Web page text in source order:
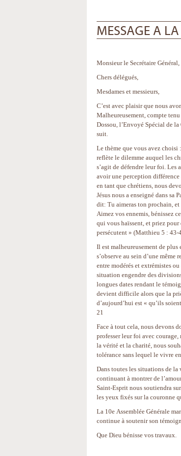
MESSAGE A
Monsieur le Secrétaire Général,
Chers délégués,
Mesdames et messieurs,
C’est avec plaisir que nous
Malheureusement, compte
Dossou, l’Envoyé Spécial de
suit.
Le thème que vous avez
reflète le dilemme auquel les
s’agit de défendre leur foi. Les
avoir une perception
en tant que chrétiens, nous
Jésus nous a enseigné dans sa
dit: Tu aimeras ton prochain,
Aimez vos ennemis, bénissez
qui vous haïssent, et priez
persécutent » (Matthieu 5 : 43-
Il est malheureusement de
s’observe au sein d’une
entre modérés et extrémistes
situation engendre des
longues dates rendant le
devient difficile alors que la
d’aujourd’hui est « qu’ils
21
Face à tout cela, nous devons
professer leur foi avec
la vérité et la charité, nous
tolérance sans lequel le vivre
Dans toutes les situations de
continuant à montrer de
Saint-Esprit nous soutiendra
les yeux fixés sur la couronne
La 10e Assemblée Générale
continue à soutenir son
Que Dieu bénisse vos travaux.